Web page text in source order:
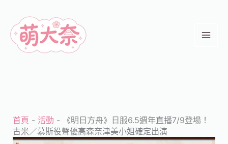
首頁 - 活動 -
《明日方舟》日服6.5週年直播7/9登場！
古米／慕斯役聲優高森奈津美小姐確定出演